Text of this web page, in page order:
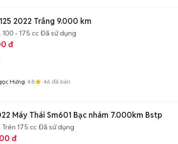
2022 Trắng 9.000 km
100 - 175 cc Đã sử dụng
đ
Hưng 4.8 46 đã bán
Máy Thái Sm601 Bạc nhám 7.000km Bstp
Trên 175 cc Đã sử dụng
đ